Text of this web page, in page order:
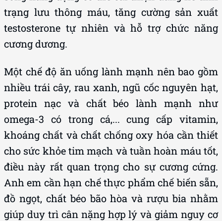
trạng lưu thông máu, tăng cường sản xuất
testosterone tự nhiên và hỗ trợ chức năng
cương dương.
Một chế độ ăn uống lành mạnh nên bao gồm
nhiều trái cây, rau xanh, ngũ cốc nguyên hạt,
protein nạc và chất béo lành mạnh như
omega-3 có trong cá,... cung cấp vitamin,
khoáng chất và chất chống oxy hóa cần thiết
cho sức khỏe tim mạch và tuần hoàn máu tốt,
điều này rất quan trọng cho sự cương cứng.
Anh em cần hạn chế thực phẩm chế biến sẵn,
đồ ngọt, chất béo bão hòa và rượu bia nhằm
giúp duy trì cân nặng hợp lý và giảm nguy cơ